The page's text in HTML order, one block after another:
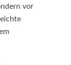
vor